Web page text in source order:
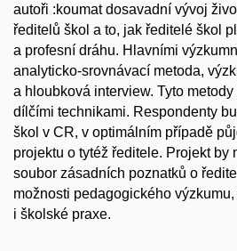
autoři :koumat dosavadní vývoj
ředitelů škol a to, jak ředitelé škol
a profesní dráhu. Hlavními
analyticko-srovnávací metoda,
a hloubková interview. Tyto
dílčími technikami. Respondenty
škol v CR, v optimálním případě
projektu o tytéž ředitele. Projekt by
soubor zásadních poznatků o
možnosti pedagogického
i školské praxe.